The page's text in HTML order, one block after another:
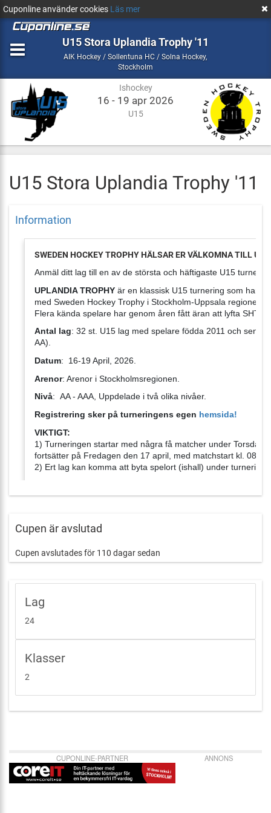
Cuponline använder cookies Läs mer
U15 Stora Uplandia Trophy '11
AIK Hockey / Sollentuna HC / Solna Hockey,Ishockey
StockholmStockholm
Ishockey
16 - 19 apr 2026
U15
U15 Stora Uplandia Trophy '11
Information
SWEDEN HOCKEY TROPHY HÄLSAR ER VÄLKOMNA TILL
Anmäl ditt lag till en av de största och häftigaste U15
UPLANDIA TROPHY är en klassisk U15 turnering som har
med Sweden Hockey Trophy i Stockholm-Uppsala regionen
Flera kända spelare har genom åren fått äran att lyfta SHT
Antal lag: 32 st. U15 lag med spelare födda 2011 och
AA).
Datum: 16-19 April, 2026.
Arenor: Arenor i Stockholmsregionen.
Nivå: AA - AAA, Uppdelade i två olika nivåer.
Registrering sker på turneringens egen hemsida!
VIKTIGT:
1) Turneringen startar med några få matcher under
fortsätter på Fredagen den 17 april, med matchstart kl.
2) Ert lag kan komma att byta spelort (ishall) under
2 x 20 minuter effektiv tid.
5 matcher i Gruppspelet.
Priser till vinnande lag:
Special Priser:
godkänt seriespel i U15 till spelaren (Turnering ledningen
Detta måste godkännas av turneringsledningen.
Anmälningsavgiften faktureras till den adress som ni uppger i
Cupen är avslutad
Cupen avslutades för 110 dagar sedan
Lag
24
Klasser
2
CUPONLINE-PARTNER ANNONS